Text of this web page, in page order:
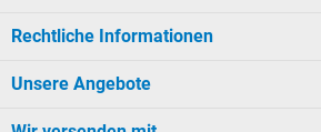
Rechtliche Informationen
Unsere Angebote